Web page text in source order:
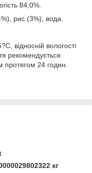
84,0%.
рис (3%), вода.
відносній вологості
рекомендується
протягом 24 годин.
кг